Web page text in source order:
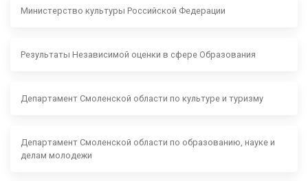
Министерство культуры Российской Федерации
Результаты Независимой оценки в сфере Образования
Департамент Смоленской области по культуре и туризму
Департамент Смоленской области по образованию, науке и
делам молодежи